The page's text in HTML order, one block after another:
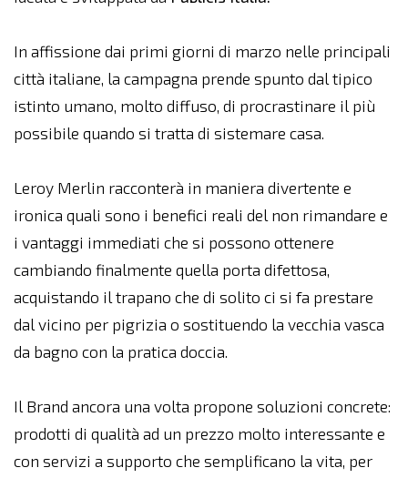
In affissione dai primi giorni di marzo nelle principali
città italiane, la campagna prende spunto dal tipico
istinto umano, molto diffuso, di procrastinare il più
possibile quando si tratta di sistemare casa.
Leroy Merlin racconterà in maniera divertente e
ironica quali sono i benefici reali del non rimandare e
i vantaggi immediati che si possono ottenere
cambiando finalmente quella porta difettosa,
acquistando il trapano che di solito ci si fa prestare
dal vicino per pigrizia o sostituendo la vecchia vasca
da bagno con la pratica doccia.
Il Brand ancora una volta propone soluzioni concrete:
prodotti di qualità ad un prezzo molto interessante e
con servizi a supporto che semplificano la vita, per